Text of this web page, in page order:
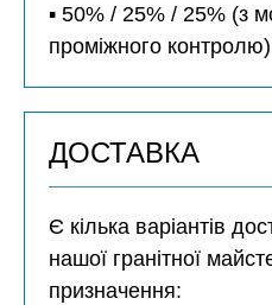
▪️ 50% / 25% / 25% (з
проміжного контролю)
ДОСТАВКА
Є кілька варіантів
нашої гранітної
призначення: